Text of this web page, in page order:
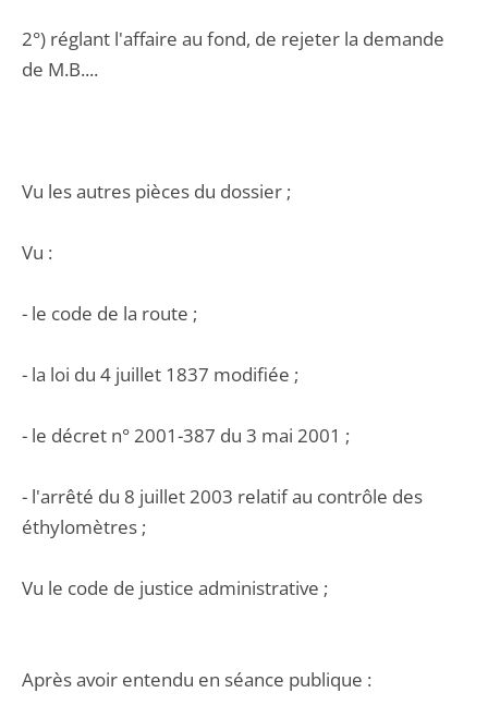
2°) réglant l'affaire au fond, de rejeter la demande
de M.B....
Vu les autres pièces du dossier ;
Vu :
- le code de la route ;
- la loi du 4 juillet 1837 modifiée ;
- le décret n° 2001-387 du 3 mai 2001 ;
- l'arrêté du 8 juillet 2003 relatif au contrôle des
éthylomètres ;
Vu le code de justice administrative ;
Après avoir entendu en séance publique :